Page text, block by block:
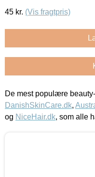
45 kr. (Vis fragtpris)
De mest populære
DanishSkinCare.dk,
og NiceHair.dk, som alle